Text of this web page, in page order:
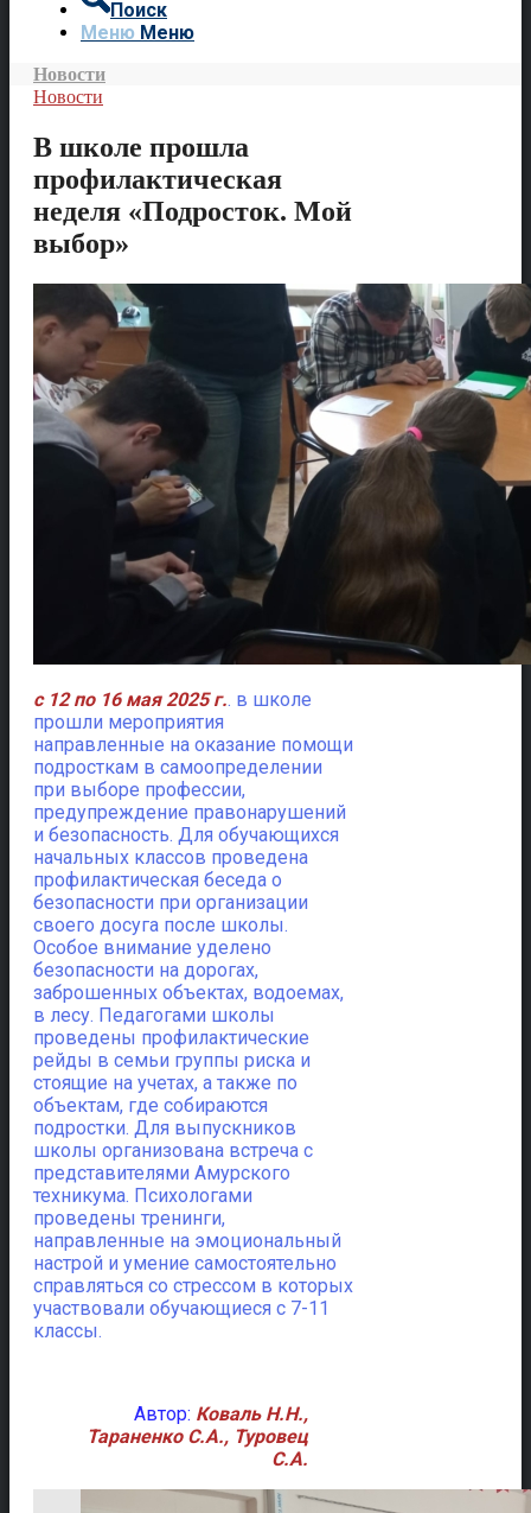
Поиск
Меню Меню
Новости
Новости
В школе прошла
профилактическая
неделя «Подросток. Мой
выбор»
с 12 по 16 мая 2025 г.. в школе
прошли мероприятия
направленные на оказание помощи
подросткам в самоопределении
при выборе профессии,
предупреждение правонарушений
и безопасность. Для обучающихся
начальных классов проведена
профилактическая беседа о
безопасности при организации
своего досуга после школы.
Особое внимание уделено
безопасности на дорогах,
заброшенных объектах, водоемах,
в лесу. Педагогами школы
проведены профилактические
рейды в семьи группы риска и
стоящие на учетах, а также по
объектам, где собираются
подростки. Для выпускников
школы организована встреча с
представителями Амурского
техникума. Психологами
проведены тренинги,
направленные на эмоциональный
настрой и умение самостоятельно
справляться со стрессом в которых
участвовали обучающиеся с 7-11
классы.
Автор: Коваль Н.Н.,
Тараненко С.А., Туровец
С.А.